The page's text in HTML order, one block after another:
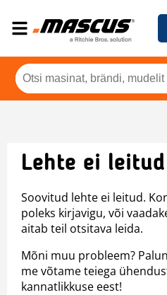
Lehte ei leitud
Soovitud lehte ei leitud.
poleks kirjavigu, või
aitab teil otsitava leida.
Mõni muu probleem?
me võtame teiega
kannatlikkuse eest!